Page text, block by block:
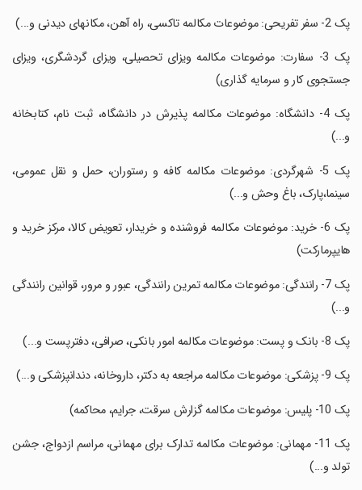
‏پک 2- سفر تفریحی: موضوعات مکالمه تاکسی، راه آهن، مکانهای دیدنی و...)
‏پک 3- سفارت: موضوعات مکالمه ویزای تحصیلی، ویزای گردشگری، ویزای
جستجوی کار و سرمایه گذاری)
‏پک 4- دانشگاه: موضوعات مکالمه پذیرش در دانشگاه، ثبت نام، کتابخانه
و...)
‏پک 5- شهرگردی: موضوعات مکالمه کافه و رستوران، حمل و نقل عمومی،
سینما،پارک، باغ وحش و...)
‏پک 6- خرید: موضوعات مکالمه فروشنده و خریدار، تعویض کالا، مرکز خرید و
هایپرمارکت)
‏پک 7- رانندگی: موضوعات مکالمه تمرین رانندگی، عبور و مرور، قوانین رانندگی
و...)
‏پک 8- بانک و پست: موضوعات مکالمه امور بانکی، صرافی، دفترپست و...)
‏پک 9- پزشکی: موضوعات مکالمه مراجعه به دکتر، داروخانه، دندانپزشکی و...)
‏پک 10- پلیس: موضوعات مکالمه گزارش سرقت، جرایم، محاکمه)
‏پک 11- مهمانی: موضوعات مکالمه تدارک برای مهمانی، مراسم ازدواج، جشن
تولد و...)